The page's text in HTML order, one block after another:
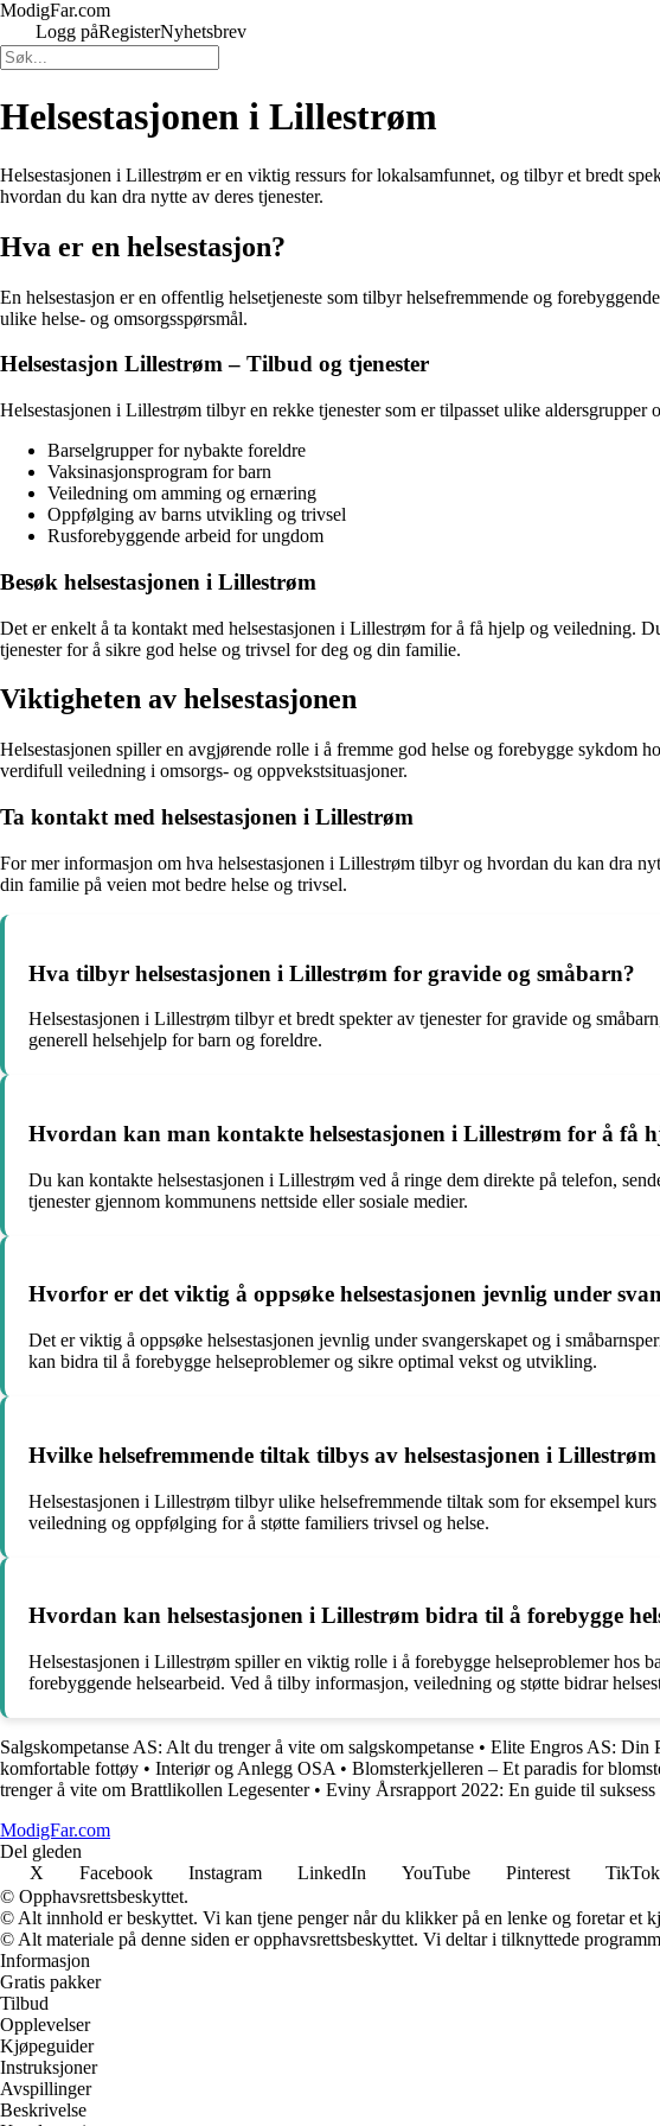
ModigFar.com
Logg påRegisterNyhetsbrev
Helsestasjonen i Lillestrøm
Helsestasjonen i Lillestrøm er en viktig ressurs for lokalsamfunnet, og tilbyr et bredt
hvordan du kan dra nytte av deres tjenester.
Hva er en helsestasjon?
En helsestasjon er en offentlig helsetjeneste som tilbyr helsefremmende og
ulike helse- og omsorgsspørsmål.
Helsestasjon Lillestrøm – Tilbud og tjenester
Helsestasjonen i Lillestrøm tilbyr en rekke tjenester som er tilpasset ulike aldersgrupper
Barselgrupper for nybakte foreldre
Vaksinasjonsprogram for barn
Veiledning om amming og ernæring
Oppfølging av barns utvikling og trivsel
Rusforebyggende arbeid for ungdom
Besøk helsestasjonen i Lillestrøm
Det er enkelt å ta kontakt med helsestasjonen i Lillestrøm for å få hjelp og veiledning.
tjenester for å sikre god helse og trivsel for deg og din familie.
Viktigheten av helsestasjonen
Helsestasjonen spiller en avgjørende rolle i å fremme god helse og forebygge sykdom
verdifull veiledning i omsorgs- og oppvekstsituasjoner.
Ta kontakt med helsestasjonen i Lillestrøm
For mer informasjon om hva helsestasjonen i Lillestrøm tilbyr og hvordan du kan dra
din familie på veien mot bedre helse og trivsel.
Hva tilbyr helsestasjonen i Lillestrøm for gravide og småbarn?
Helsestasjonen i Lillestrøm tilbyr et bredt spekter av tjenester for gravide og
generell helsehjelp for barn og foreldre.
Hvordan kan man kontakte helsestasjonen i Lillestrøm for å få
Du kan kontakte helsestasjonen i Lillestrøm ved å ringe dem direkte på telefon,
tjenester gjennom kommunens nettside eller sosiale medier.
Hvorfor er det viktig å oppsøke helsestasjonen jevnlig under
Det er viktig å oppsøke helsestasjonen jevnlig under svangerskapet og i
kan bidra til å forebygge helseproblemer og sikre optimal vekst og utvikling.
Hvilke helsefremmende tiltak tilbys av helsestasjonen i
Helsestasjonen i Lillestrøm tilbyr ulike helsefremmende tiltak som for eksempel
veiledning og oppfølging for å støtte familiers trivsel og helse.
Hvordan kan helsestasjonen i Lillestrøm bidra til å forebygge
Helsestasjonen i Lillestrøm spiller en viktig rolle i å forebygge helseproblemer hos
forebyggende helsearbeid. Ved å tilby informasjon, veiledning og støtte bidrar
Salgskompetanse AS: Alt du trenger å vite om salgskompetanse • Elite Engros AS: Din
komfortable fottøy • Interiør og Anlegg OSA • Blomsterkjelleren – Et paradis for
trenger å vite om Brattlikollen Legesenter• Eviny Årsrapport 2022: En guide til suksess
ModigFar.com
Del gleden
X
Facebook Instagram LinkedIn YouTube Pinterest TikTok
© Opphavsrettsbeskyttet.
© Alt innhold er beskyttet. Vi kan tjene penger når du klikker på en lenke og foretar et
© Alt materiale på denne siden er opphavsrettsbeskyttet. Vi deltar i tilknyttede
Informasjon
Gratis pakker
Tilbud
Opplevelser
Kjøpeguider
Instruksjoner
Avspillinger
Beskrivelse